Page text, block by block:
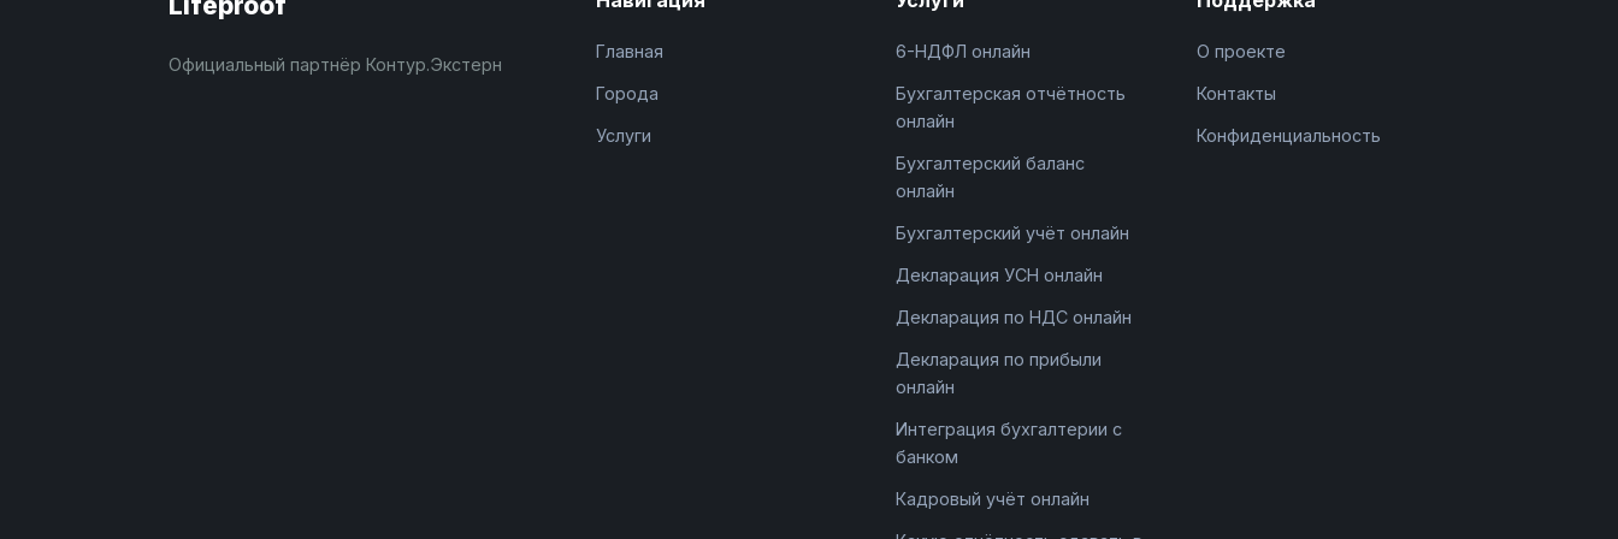
Официальный партнёр Контур.Экстерн
Главная
Города
Услуги
6-НДФЛ онлайн
Бухгалтерская отчётность
онлайн
Бухгалтерский баланс
онлайн
Бухгалтерский учёт онлайн
Декларация УСН онлайн
Декларация по НДС онлайн
Декларация по прибыли
онлайн
Интеграция бухгалтерии с
банком
Кадровый учёт онлайн
О проекте
Контакты
Конфиденциальность